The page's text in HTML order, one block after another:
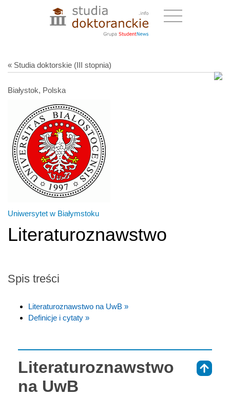
« Studia doktorskie (III stopnia)
Białystok, Polska
Uniwersytet w Białymstoku
Literaturoznawstwo
Spis treści
Literaturoznawstwo na UwB »
Definicje i cytaty »
Literaturoznawstwo
na UwB